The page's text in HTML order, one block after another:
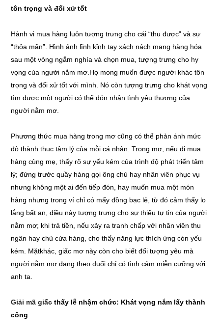
tôn trọng và đối xử tốt
Hành vi mua hàng luôn tượng trưng cho cái “thu được” và sự
“thỏa mãn”. Hình ảnh lĩnh kỉnh tay xách nách mang hàng hóa
sau một vòng ngắm nghía và chọn mua, tượng trưng cho hy
vọng của người nằm mơ.Họ mong muốn được người khác tôn
trọng và đối xử tốt với mình. Nó còn tượng trưng cho khát vọng
tìm được một người có thể đón nhận tình yêu thương của
người nằm mơ.
Phương thức mua hàng trong mơ cũng có thể phản ánh mức
độ thành thục tâm lý của mỗi cá nhân. Trong mơ, nếu đi mua
hàng cùng mẹ, thấy rõ sự yếu kém của trình độ phát triển tâm
lý; đứng trước quầy hàng gọi ông chủ hay nhân viên phục vụ
nhưng không một ai đến tiếp đón, hay muốn mua một món
hàng nhưng trong ví chỉ có mấy đồng bạc lẻ, từ đó cảm thấy lo
lắng bất an, diều này tượng trưng cho sự thiếu tự tin của người
nằm mơ; khi trả tiền, nếu xảy ra tranh chấp với nhân viên thu
ngân hay chủ cửa hàng, cho thấy năng lực thích ứng còn yếu
kém. Mặtkhác, giấc mơ này còn cho biết đối tượng yêu mà
người nằm mơ đang theo đuổi chỉ có tình cảm miễn cưỡng với
anh ta.
Giải mã giấcthấy lễ nhậm chức: Khát vọng nắm lấy thành
công